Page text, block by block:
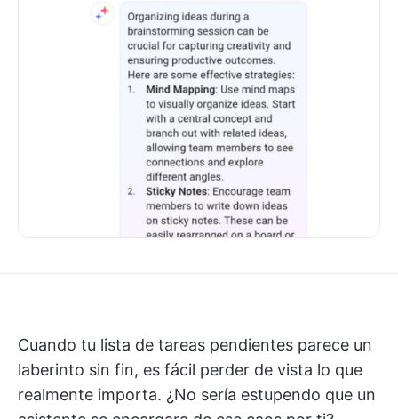
Cuando tu lista de tareas pendientes parece un
laberinto sin fin, es fácil perder de vista lo que
realmente importa. ¿No sería estupendo que un